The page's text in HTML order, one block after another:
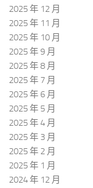
2025 年 12 月
2025 年 11 月
2025 年 10 月
2025 年 9 月
2025 年 8 月
2025 年 7 月
2025 年 6 月
2025 年 5 月
2025 年 4 月
2025 年 3 月
2025 年 2 月
2025 年 1 月
2024 年 12 月